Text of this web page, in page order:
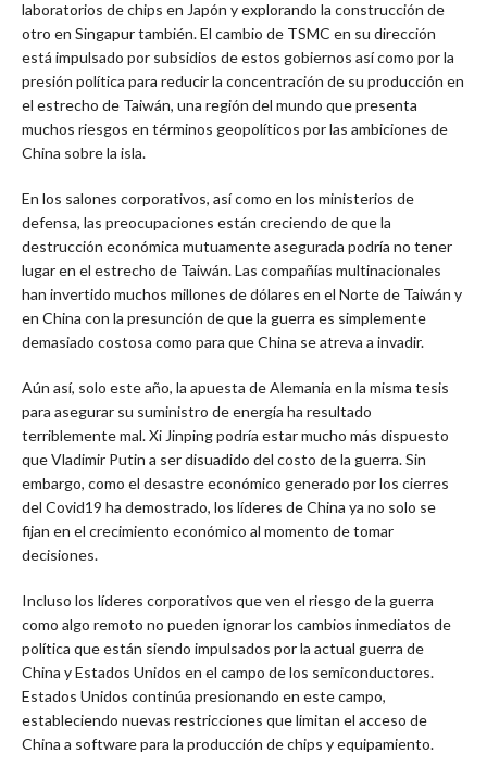
laboratorios de chips en Japón y explorando la construcción de
otro en Singapur también. El cambio de TSMC en su dirección
está impulsado por subsidios de estos gobiernos así como por la
presión política para reducir la concentración de su producción en
el estrecho de Taiwán, una región del mundo que presenta
muchos riesgos en términos geopolíticos por las ambiciones de
China sobre la isla.
En los salones corporativos, así como en los ministerios de
defensa, las preocupaciones están creciendo de que la
destrucción económica mutuamente asegurada podría no tener
lugar en el estrecho de Taiwán. Las compañías multinacionales
han invertido muchos millones de dólares en el Norte de Taiwán y
en China con la presunción de que la guerra es simplemente
demasiado costosa como para que China se atreva a invadir.
Aún así, solo este año, la apuesta de Alemania en la misma tesis
para asegurar su suministro de energía ha resultado
terriblemente mal. Xi Jinping podría estar mucho más dispuesto
que Vladimir Putin a ser disuadido del costo de la guerra. Sin
embargo, como el desastre económico generado por los cierres
del Covid19 ha demostrado, los líderes de China ya no solo se
fijan en el crecimiento económico al momento de tomar
decisiones.
Incluso los líderes corporativos que ven el riesgo de la guerra
como algo remoto no pueden ignorar los cambios inmediatos de
política que están siendo impulsados por la actual guerra de
China y Estados Unidos en el campo de los semiconductores.
Estados Unidos continúa presionando en este campo,
estableciendo nuevas restricciones que limitan el acceso de
China a software para la producción de chips y equipamiento.